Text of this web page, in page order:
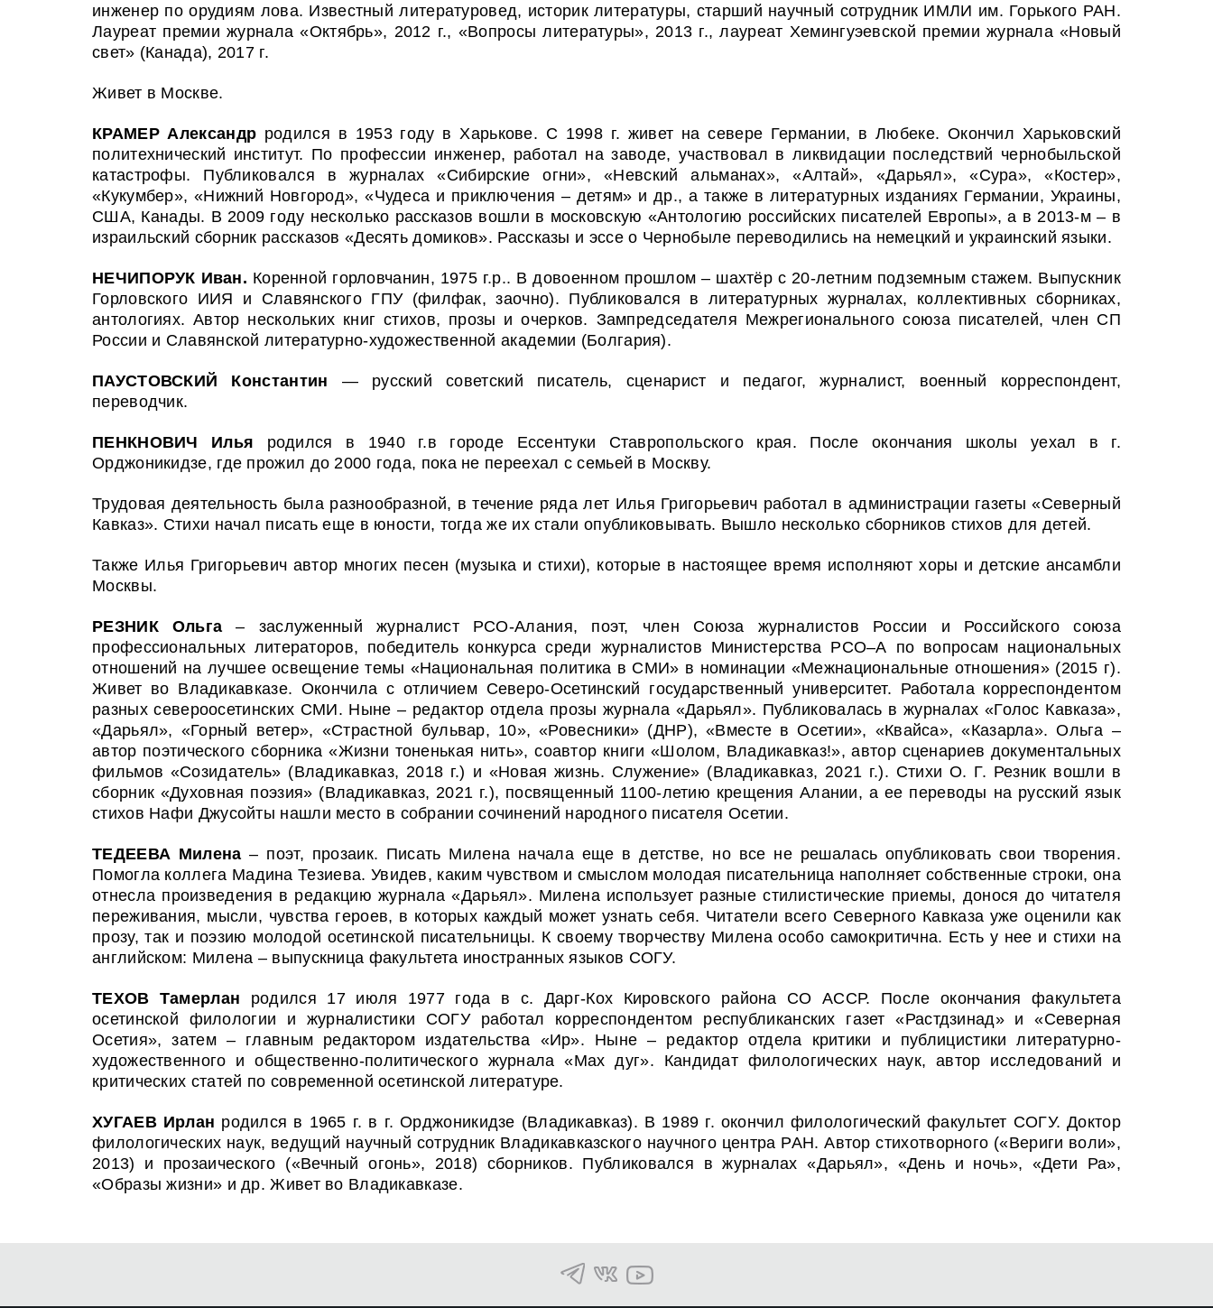
инженер по орудиям лова. Известный литературовед, историк литературы, старший научный сотрудник ИМЛИ им. Горького РАН.
Лауреат премии журнала «Октябрь», 2012 г., «Вопросы литературы», 2013 г., лауреат Хемингуэевской премии журнала «Новый
свет» (Канада), 2017 г.
Живет в Москве.
КРАМЕР Александр родился в 1953 году в Харькове. С 1998 г. живет на севере Германии, в Любеке. Окончил Харьковский
политехнический институт. По профессии инженер, работал на заводе, участвовал в ликвидации последствий чернобыльской
катастрофы. Публиковался в журналах «Сибирские огни», «Невский альманах», «Алтай», «Дарьял», «Сура», «Костер»,
«Кукумбер», «Нижний Новгород», «Чудеса и приключения – детям» и др., а также в литературных изданиях Германии, Украины,
США, Канады. В 2009 году несколько рассказов вошли в московскую «Антологию российских писателей Европы», а в 2013-м – в
израильский сборник рассказов «Десять домиков». Рассказы и эссе о Чернобыле переводились на немецкий и украинский языки.
НЕЧИПОРУК Иван. Коренной горловчанин, 1975 г.р.. В довоенном прошлом – шахтёр с 20-летним подземным стажем. Выпускник
Горловского ИИЯ и Славянского ГПУ (филфак, заочно). Публиковался в литературных журналах, коллективных сборниках,
антологиях. Автор нескольких книг стихов, прозы и очерков. Зампредседателя Межрегионального союза писателей, член СП
России и Славянской литературно-художественной академии (Болгария).
ПАУСТОВСКИЙ Константин — русский советский писатель, сценарист и педагог, журналист, военный корреспондент,
переводчик.
ПЕНКНОВИЧ Илья родился в 1940 г.в городе Ессентуки Ставропольского края. После окончания школы уехал в г.
Орджоникидзе, где прожил до 2000 года, пока не переехал с семьей в Москву.
Трудовая деятельность была разнообразной, в течение ряда лет Илья Григорьевич работал в администрации газеты «Северный
Кавказ». Стихи начал писать еще в юности, тогда же их стали опубликовывать. Вышло несколько сборников стихов для детей.
Также Илья Григорьевич автор многих песен (музыка и стихи), которые в настоящее время исполняют хоры и детские ансамбли
Москвы.
РЕЗНИК Ольга – заслуженный журналист РСО-Алания, поэт, член Союза журналистов России и Российского союза
профессиональных литераторов, победитель конкурса среди журналистов Министерства РСО–А по вопросам национальных
отношений на лучшее освещение темы «Национальная политика в СМИ» в номинации «Межнациональные отношения» (2015 г).
Живет во Владикавказе. Окончила с отличием Северо-Осетинский государственный университет. Работала корреспондентом
разных североосетинских СМИ. Ныне – редактор отдела прозы журнала «Дарьял». Публиковалась в журналах «Голос Кавказа»,
«Дарьял», «Горный ветер», «Страстной бульвар, 10», «Ровесники» (ДНР), «Вместе в Осетии», «Квайса», «Казарла». Ольга –
автор поэтического сборника «Жизни тоненькая нить», соавтор книги «Шолом, Владикавказ!», автор сценариев документальных
фильмов «Созидатель» (Владикавказ, 2018 г.) и «Новая жизнь. Служение» (Владикавказ, 2021 г.). Стихи О. Г. Резник вошли в
сборник «Духовная поэзия» (Владикавказ, 2021 г.), посвященный 1100-летию крещения Алании, а ее переводы на русский язык
стихов Нафи Джусойты нашли место в собрании сочинений народного писателя Осетии.
ТЕДЕЕВА Милена– поэт, прозаик. Писать Милена начала еще в детстве, но все не решалась опубликовать свои творения.
Помогла коллега Мадина Тезиева. Увидев, каким чувством и смыслом молодая писательница наполняет собственные строки, она
отнесла произведения в редакцию журнала «Дарьял». Милена использует разные стилистические приемы, донося до читателя
переживания, мысли, чувства героев, в которых каждый может узнать себя. Читатели всего Северного Кавказа уже оценили как
прозу, так и поэзию молодой осетинской писательницы. К своему творчеству Милена особо самокритична. Есть у нее и стихи на
английском: Милена – выпускница факультета иностранных языков СОГУ.
ТЕХОВ Тамерлан родился 17 июля 1977 года в с. Дарг-Кох Кировского района СО АССР. После окончания факультета
осетинской филологии и журналистики СОГУ работал корреспондентом республиканских газет «Растдзинад» и «Северная
Осетия», затем – главным редактором издательства «Ир». Ныне – редактор отдела критики и публицистики литературно-
художественного и общественно-политического журнала «Мах дуг». Кандидат филологических наук, автор исследований и
критических статей по современной осетинской литературе.
ХУГАЕВ Ирлан родился в 1965 г. в г. Орджоникидзе (Владикавказ). В 1989 г. окончил филологический факультет СОГУ. Доктор
филологических наук, ведущий научный сотрудник Владикавказского научного центра РАН. Автор стихотворного («Вериги воли»,
2013) и прозаического («Вечный огонь», 2018) сборников. Публиковался в журналах «Дарьял», «День и ночь», «Дети Ра»,
«Образы жизни» и др. Живет во Владикавказе.